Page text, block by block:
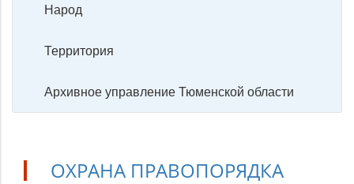
Народ
Территория
Архивное управление Тюменской области
ОХРАНА ПРАВОПОРЯДКА